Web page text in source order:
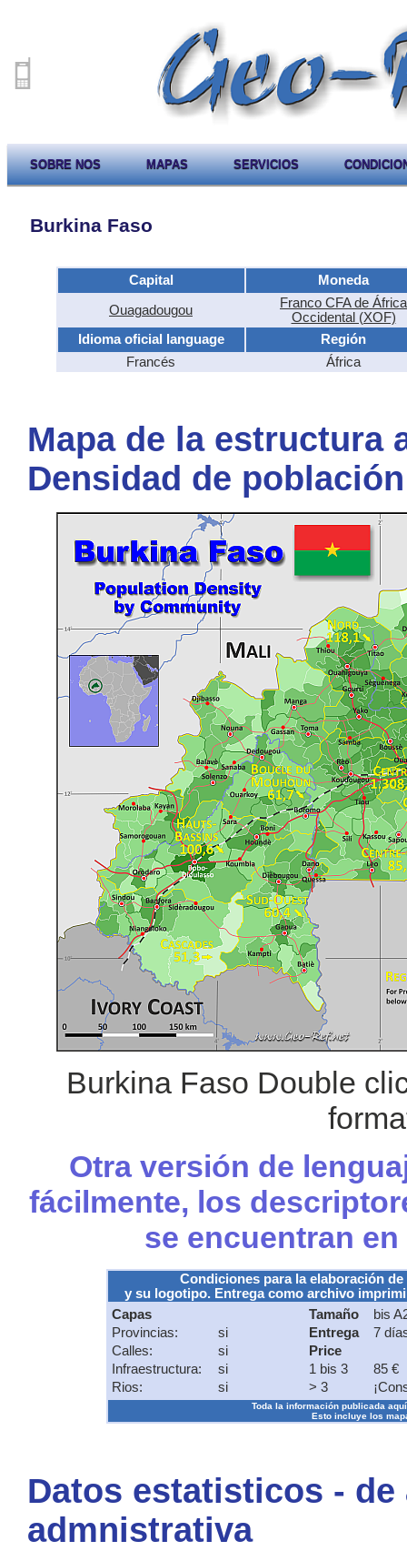
SOBRE NOS MAPAS SERVICIOS
Burkina Faso
Capital Moneda
Ouagadougou
Franco CFA de África
Occidental (XOF)
Idioma oficial language
Región
Francés
África
Mapa de la estructura
Densidad de
Burkina Faso Double
Otra versión de
fácilmente, los
se encuentran
Condiciones para la elaboración
y su logotipo. Entrega como archivo
Capas
Provincias:
si
Calles:
si
Infraestructura:
si
Rios:
si
Tamaño
bis
Entrega
7
Price
1 bis 3
85 €
> 3
Toda la información publicada
Esto incluye los
Datos estatisticos -
admnistrativa